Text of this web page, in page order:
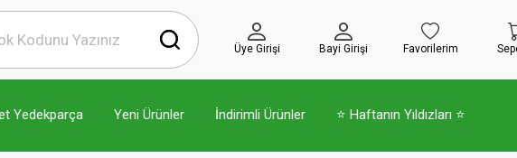
Üye Girişi Bayi Girişi Favorilerim
Yedekparça Yeni Ürünler İndirimli Ürünler ⭐ Haftanın Yıldızları ⭐